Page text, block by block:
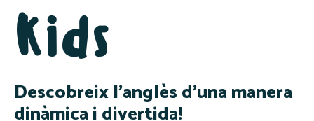
Kids
Descobreix l'anglès d'una manera
dinàmica i divertida!